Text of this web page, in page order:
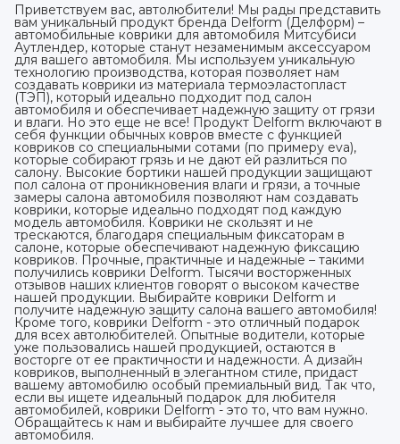
Приветствуем вас, автолюбители! Мы рады представить
вам уникальный продукт бренда Delform (Делформ) –
автомобильные коврики для автомобиля Митсубиси
Аутлендер, которые станут незаменимым аксессуаром
для вашего автомобиля. Мы используем уникальную
технологию производства, которая позволяет нам
создавать коврики из материала термоэластопласт
(ТЭП), который идеально подходит под салон
автомобиля и обеспечивает надежную защиту от грязи
и влаги. Но это еще не все! Продукт Delform включают в
себя функции обычных ковров вместе с функцией
ковриков со специальными сотами (по примеру eva),
которые собирают грязь и не дают ей разлиться по
салону. Высокие бортики нашей продукции защищают
пол салона от проникновения влаги и грязи, а точные
замеры салона автомобиля позволяют нам создавать
коврики, которые идеально подходят под каждую
модель автомобиля. Коврики не скользят и не
трескаются, благодаря специальным фиксаторам в
салоне, которые обеспечивают надежную фиксацию
ковриков. Прочные, практичные и надежные – такими
получились коврики Delform. Тысячи восторженных
отзывов наших клиентов говорят о высоком качестве
нашей продукции. Выбирайте коврики Delform и
получите надежную защиту салона вашего автомобиля!
Кроме того, коврики Delform - это отличный подарок
для всех автолюбителей. Опытные водители, которые
уже пользовались нашей продукцией, остаются в
восторге от ее практичности и надежности. А дизайн
ковриков, выполненный в элегантном стиле, придаст
вашему автомобилю особый премиальный вид. Так что,
если вы ищете идеальный подарок для любителя
автомобилей, коврики Delform - это то, что вам нужно.
Обращайтесь к нам и выбирайте лучшее для своего
автомобиля.